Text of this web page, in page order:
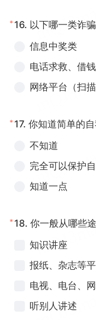
* 16. 以下哪一类诈
信息中奖类
电话求救、借钱
网络平台（扫
* 17. 你知道简单的
不知道
完全可以保护
知道一点
* 18. 你一般从哪些
知识讲座
报纸、杂志等
电视、电台、
听别人讲述